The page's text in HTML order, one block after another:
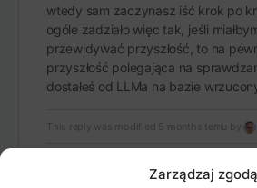
Zarządzaj zgodą
wtedy sam zaczynasz iść krok po
ogóle zadziało więc tak, jeśli
przewidywać przyszłość, to na
przyszłość polegająca na
dostałeś od LLMa na bazie
This reply was modified 5 months temu by